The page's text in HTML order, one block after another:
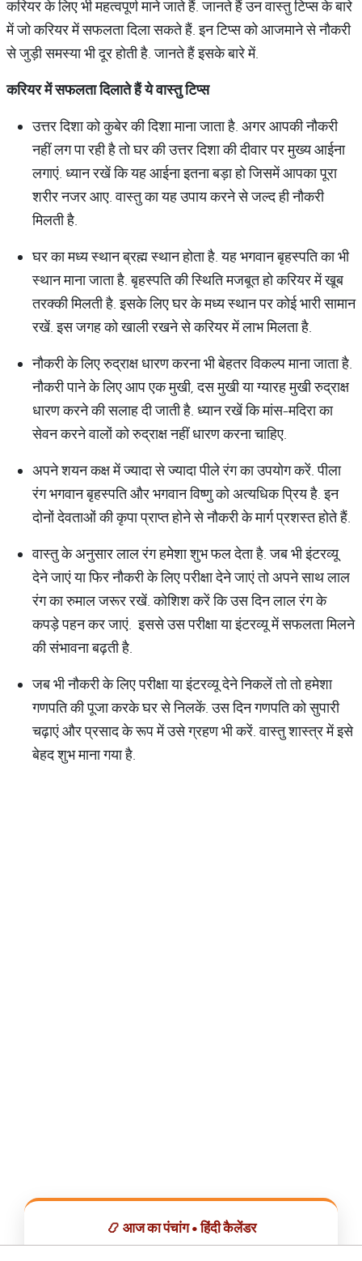
करियर के लिए भी महत्वपूर्ण माने जाते हैं. जानते हैं उन वास्तु टिप्स के बारे
में जो करियर में सफलता दिला सकते हैं. इन टिप्स को आजमाने से नौकरी
से जुड़ी समस्या भी दूर होती है. जानते हैं इसके बारे में.
करियर में सफलता दिलाते हैं ये वास्तु टिप्स
उत्तर दिशा को कुबेर की दिशा माना जाता है. अगर आपकी नौकरी
नहीं लग पा रही है तो घर की उत्तर दिशा की दीवार पर मुख्य आईना
लगाएं. ध्यान रखें कि यह आईना इतना बड़ा हो जिसमें आपका पूरा
शरीर नजर आए. वास्तु का यह उपाय करने से जल्द ही नौकरी
मिलती है.
घर का मध्य स्थान ब्रह्म स्थान होता है. यह भगवान बृहस्पति का भी
स्थान माना जाता है. बृहस्पति की स्थिति मजबूत हो करियर में खूब
तरक्की मिलती है. इसके लिए घर के मध्य स्थान पर कोई भारी सामान
रखें. इस जगह को खाली रखने से करियर में लाभ मिलता है.
नौकरी के लिए रुद्राक्ष धारण करना भी बेहतर विकल्प माना जाता है.
नौकरी पाने के लिए आप एक मुखी, दस मुखी या ग्यारह मुखी रुद्राक्ष
धारण करने की सलाह दी जाती है. ध्यान रखें कि मांस-मदिरा का
सेवन करने वालों को रुद्राक्ष नहीं धारण करना चाहिए.
अपने शयन कक्ष में ज्यादा से ज्यादा पीले रंग का उपयोग करें. पीला
रंग भगवान बृहस्पति और भगवान विष्णु को अत्यधिक प्रिय है. इन
दोनों देवताओं की कृपा प्राप्त होने से नौकरी के मार्ग प्रशस्त होते हैं.
वास्तु के अनुसार लाल रंग हमेशा शुभ फल देता है. जब भी इंटरव्यू
देने जाएं या फिर नौकरी के लिए परीक्षा देने जाएं तो अपने साथ लाल
रंग का रुमाल जरूर रखें. कोशिश करें कि उस दिन लाल रंग के
कपड़े पहन कर जाएं. इससे उस परीक्षा या इंटरव्यू में सफलता मिलने
की संभावना बढ़ती है.
जब भी नौकरी के लिए परीक्षा या इंटरव्यू देने निकलें तो तो हमेशा
गणपति की पूजा करके घर से निलकें. उस दिन गणपति को सुपारी
चढ़ाएं और प्रसाद के रूप में उसे ग्रहण भी करें. वास्तु शास्त्र में इसे
बेहद शुभ माना गया है.
📿 आज का पंचांग • हिंदी कैलेंडर